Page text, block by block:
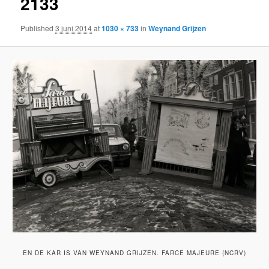
Published3 juni 2014at1030 × 733inWeynand Grijzen
EN DE KAR IS VAN WEYNAND GRIJZEN. FARCE MAJEURE (NCRV)